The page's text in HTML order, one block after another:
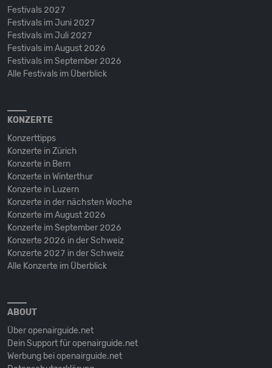
Festivals 2027
Festivals im Juni 2027
Festivals im Juli 2027
Festivals im August 2026
Festivals im September 2026
Alle Festivals im Überblick
KONZERTE
Konzerttipps
Konzerte in Zürich
Konzerte in Bern
Konzerte in Winterthur
Konzerte in Luzern
Konzerte in der nächsten Woche
Konzerte im August 2026
Konzerte im September 2026
Konzerte 2026 in der Schweiz
Konzerte 2027 in der Schweiz
Alle Konzerte im Überblick
ABOUT
Über openairguide.net
Dein Support für openairguide.net
Werbung bei openairguide.net